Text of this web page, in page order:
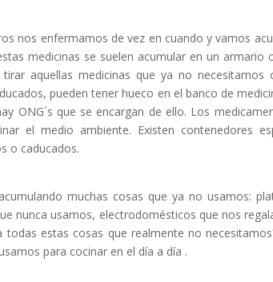
nos enfermamos de vez en cuando y vamos
medicinas se suelen acumular en un armario
aquellas medicinas que ya no
pueden tener hueco en el banco de
ONG´s que se encargan de ello. Los
el medio ambiente. Existen contenedores
o caducados.
muchas cosas que ya no usamos:
nunca usamos, electrodomésticos que nos
todas estas cosas que realmente no
para cocinar en el día a día .